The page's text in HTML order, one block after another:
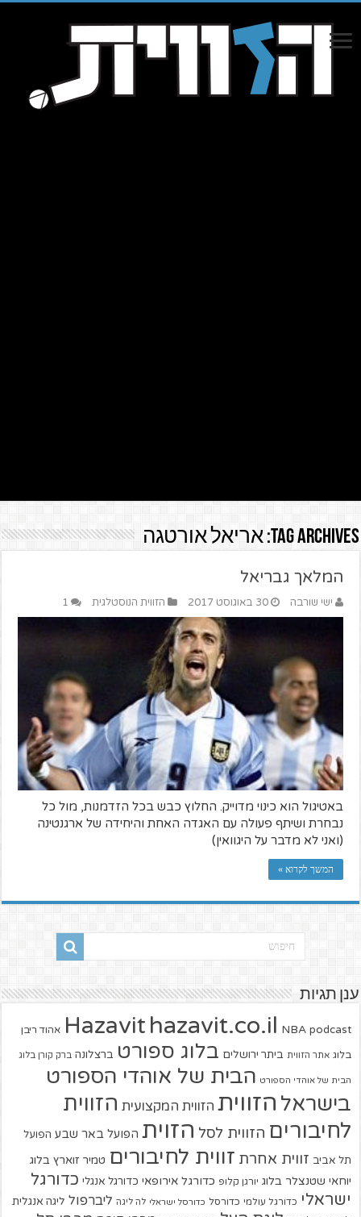
Tag Archives: אריאל אורטגה
המלאך גבריאל
ישי שורבה 30 באוגוסט 2017 הזווית הנוסטלגית 1
באטיגול הוא כינוי מדוייק. החלוץ כבש בכל הזדמנות, מול כל
נבחרת ושיתף פעולה עם האגדה האחת והיחידה של ארגנטינה
(ואני לא מדבר על היגוואין)
המשך לקרוא »
ענן תגיות
Hazavit hazavit.co.il NBA podcast אהוד ריבן
בלוג אתר הזווית ביתר ירושלים בלוג ספורט ברצלונה ברק קורן בלוג
הבית של אוהדי הספורט הבית של אוהדי הספורט
בישראל הזווית הזווית המקצועית הזווית
לחיבורים הזווית לסל הזוית הפועל באר שבע הפועל
תל אביב זווית אחרת זווית לחיבורים טמיר זוארץ בלוג
יוחאי שטנצלר בלוג יורגן קלופ כדורגל אירופאי כדורגל אנגלי כדורגל
ישראלי כדורגל עולמי כדורסל כדורסל ישראלי לה ליגה ליברפול ליגה אנגלית